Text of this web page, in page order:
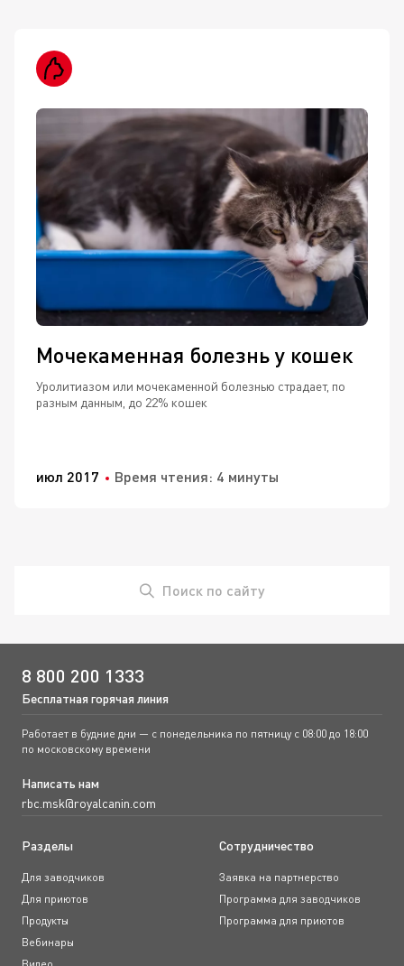
Мочекаменная болезнь у кошек
Уролитиазом или мочекаменной болезнью страдает, по
разным данным, до 22% кошек
июл 2017 Время чтения: 4 минуты
Поиск по сайту
8 800 200 1333
Бесплатная горячая линия
Работает в будние дни — с понедельника по пятницу с 08:00 до 18:00
по московскому времени
Написать нам
rbc.msk@royalcanin.com
Разделы
Для заводчиков
Для приютов
Продукты
Вебинары
Сотрудничество
Заявка на партнерство
Программа для заводчиков
Программа для приютов